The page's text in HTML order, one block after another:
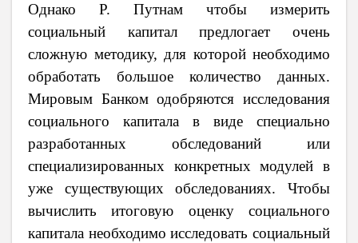
Однако Р. Путнам чтобы измерить
социальный капитал предлогает очень
сложную методику, для которой необходимо
обработать большое количество данных.
Мировым Банком одобряются исследования
социального капитала в виде специально
разработанных обследований или
специализированных конкретных модулей в
уже существующих обследованиях. Чтобы
вычислить итоговую оценку социального
капитала необходимо исследовать социальный